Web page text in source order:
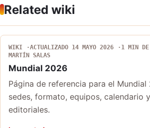
Related wiki
WIKI ACTUALIZADO 14 MAYO 2026
1 MIN DE
MARTÍN SALAS
Mundial 2026
Página de referencia para el Mundial
sedes, formato, equipos, calendario
editoriales.